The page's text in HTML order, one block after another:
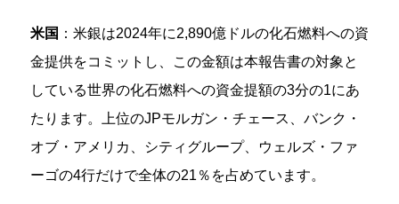
米国 ：米銀は2024年に2,890億ドルの化石燃料への資
金提供をコミットし、この金額は本報告書の対象と
している世界の化石燃料への資金提額の3分の1にあ
たります。上位のJPモルガン・チェース、バンク・
オブ・アメリカ、シティグループ、ウェルズ・ファ
ーゴの4行だけで全体の21％を占めています。